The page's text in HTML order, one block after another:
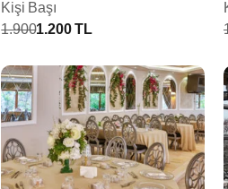
Kişi Başı
1.9001.200 TL